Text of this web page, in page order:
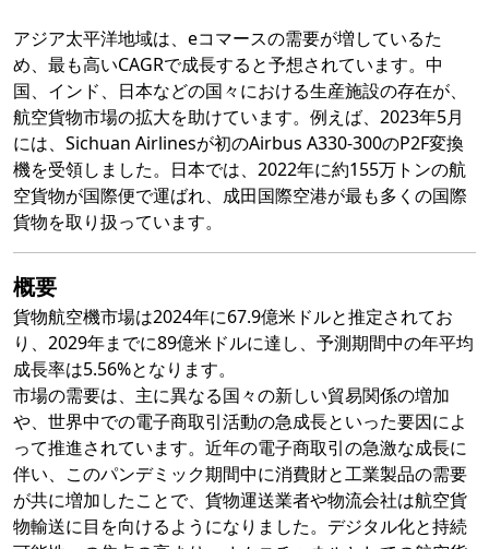
アジア太平洋地域は、eコマースの需要が増しているた
め、最も高いCAGRで成長すると予想されています。中
国、インド、日本などの国々における生産施設の存在が、
航空貨物市場の拡大を助けています。例えば、2023年5月
には、Sichuan Airlinesが初のAirbus A330-300のP2F変換
機を受領しました。日本では、2022年に約155万トンの航
空貨物が国際便で運ばれ、成田国際空港が最も多くの国際
貨物を取り扱っています。
概要
貨物航空機市場は2024年に67.9億米ドルと推定されてお
り、2029年までに89億米ドルに達し、予測期間中の年平均
成長率は5.56%となります。
市場の需要は、主に異なる国々の新しい貿易関係の増加
や、世界中での電子商取引活動の急成長といった要因によ
って推進されています。近年の電子商取引の急激な成長に
伴い、このパンデミック期間中に消費財と工業製品の需要
が共に増加したことで、貨物運送業者や物流会社は航空貨
物輸送に目を向けるようになりました。デジタル化と持続